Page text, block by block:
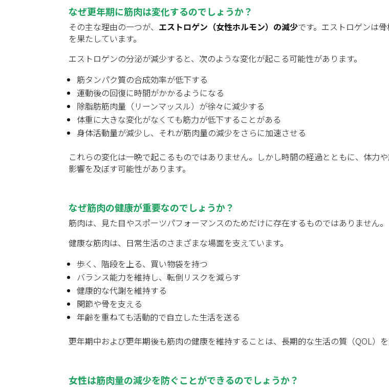
なぜ更年期に筋肉は変化するのでしょうか？
その主な理由の一つが、 エストロゲン（女性ホルモン）の減少です。エストロゲンは
を果たしています。
エストロゲンの分泌が減少すると、次のような変化が起こる可能性があります。
筋タンパク質の合成効率が低下する
運動後の回復に時間がかかるようになる
除脂肪筋肉量（リーンマッスル）が徐々に減少する
体重に大きな変化がなくても筋力が低下することがある
身体活動量が減少し、それが筋肉量の減少をさらに加速させる
これらの変化は一晩で起こるものではありません。しかし時間の経過とともに、体力
影響を及ぼす可能性があります。
なぜ筋肉の健康が重要なのでしょうか？
筋肉は、見た目やスポーツパフォーマンスのためだけに存在するものではありません。
健康な筋肉は、日常生活のさまざまな場面を支えています。
歩く、階段を上る、買い物袋を持つ
バランス能力を維持し、転倒リスクを減らす
健康的な代謝を維持する
関節や骨を支える
年齢を重ねても活動的で自立した生活を送る
更年期中および更年期後も筋肉の健康を維持することは、長期的な生活の質（QOL）
女性は筋肉量の減少を防ぐことができるのでしょうか？